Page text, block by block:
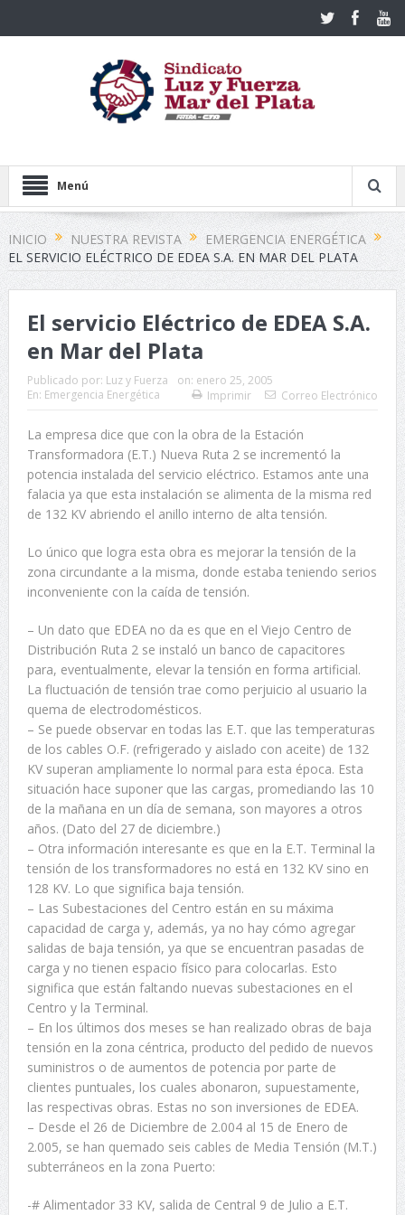
Menú
INICIO NUESTRA REVISTA
EMERGENCIA ENERGÉTICA
EL SERVICIO ELÉCTRICO DE EDEA S.A. EN MAR DEL PLATA
El servicio Eléctrico de EDEA S.A.
en Mar del Plata
Publicado por: Luz y Fuerza on: enero 25, 2005
En: Emergencia Energética Imprimir Correo Electrónico
La empresa dice que con la obra de la Estación
Transformadora (E.T.) Nueva Ruta 2 se incrementó la
potencia instalada del servicio eléctrico. Estamos ante una
falacia ya que esta instalación se alimenta de la misma red
de 132 KV abriendo el anillo interno de alta tensión.
Lo único que logra esta obra es mejorar la tensión de la
zona circundante a la misma, donde estaba teniendo serios
inconveniente con la caída de tensión.
– Un dato que EDEA no da es que en el Viejo Centro de
Distribución Ruta 2 se instaló un banco de capacitores
para, eventualmente, elevar la tensión en forma artificial.
La fluctuación de tensión trae como perjuicio al usuario la
quema de electrodomésticos.
– Se puede observar en todas las E.T. que las temperaturas
de los cables O.F. (refrigerado y aislado con aceite) de 132
KV superan ampliamente lo normal para esta época. Esta
situación hace suponer que las cargas, promediando las 10
de la mañana en un día de semana, son mayores a otros
años. (Dato del 27 de diciembre.)
– Otra información interesante es que en la E.T. Terminal la
tensión de los transformadores no está en 132 KV sino en
128 KV. Lo que significa baja tensión.
– Las Subestaciones del Centro están en su máxima
capacidad de carga y, además, ya no hay cómo agregar
salidas de baja tensión, ya que se encuentran pasadas de
carga y no tienen espacio físico para colocarlas. Esto
significa que están faltando nuevas subestaciones en el
Centro y la Terminal.
– En los últimos dos meses se han realizado obras de baja
tensión en la zona céntrica, producto del pedido de nuevos
suministros o de aumentos de potencia por parte de
clientes puntuales, los cuales abonaron, supuestamente,
las respectivas obras. Estas no son inversiones de EDEA.
– Desde el 26 de Diciembre de 2.004 al 15 de Enero de
2.005, se han quemado seis cables de Media Tensión (M.T.)
subterráneos en la zona Puerto:
-# Alimentador 33 KV, salida de Central 9 de Julio a E.T.